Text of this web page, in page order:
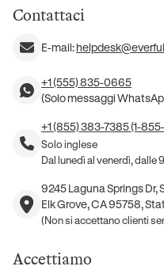
Contattaci
E-mail:
+1 (555) 835-0665
(Solo messaggi
+1 (855) 383-7385 (1-
Solo inglese
Dal lunedì al venerdì, dalle
9245 Laguna Springs Dr,
Elk Grove, CA 95758,
(Non si accettano clienti
Accettiamo